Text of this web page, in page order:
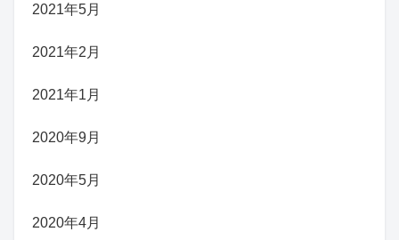
2021年5月
2021年2月
2021年1月
2020年9月
2020年5月
2020年4月